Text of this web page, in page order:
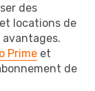
des
locations de
Prime et
de